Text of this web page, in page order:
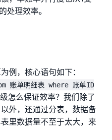
处理效率。
例，核心语句如下：
账单明细表 where 账单ID
怎么保证效率？我们除了
外，还通过分表，数据备
里数据量不至于太大，来